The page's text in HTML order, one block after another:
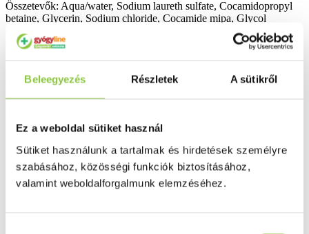
Beleegyezés Részletek A sütikről
Ez a weboldal sütiket használ
Sütiket használunk a tartalmak és hirdetések személyre
szabásához, közösségi funkciók biztosításához,
valamint weboldalforgalmunk elemzéséhez.
Összetevők: Aqua/water, Sodium laureth sulfate, Cocamidopropyl
betaine, Glycerin, Sodium chloride, Cocamide mipa, Glycol
distearate, Arginine, Capryloyl glycine, Capryloyl salicylic acid,
Carbomer, Citric acid, Disodium cocoamphodiacetate, Disodium
olamine, Polyquaternium-10, Salicylic acid, Sodium benzoate,
Kiszerelés: 200 ml.
Amennyiben szembe kerül, azonnal öblítse ki bő vízzel.